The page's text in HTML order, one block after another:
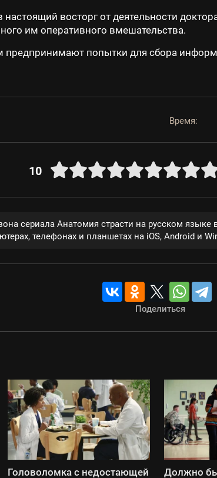
восторг от деятельности
им оперативного вмешательства.
предпринимают попытки для сбора
Время:
10
сериала Анатомия страсти на русском
телефонах и планшетах на iOS, Android и
Поделиться
Головоломка с недостающей
Должно